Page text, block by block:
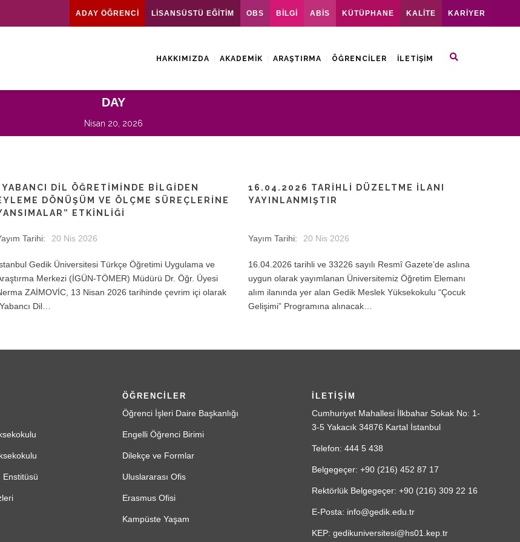
ADAY ÖĞRENCİ LİSANSÜSTÜ EĞİTİM OBS BİLGİ ABİS KÜTÜPHANE KALİTE KARİYER
HAKKIMIZDA AKADEMIK ARAŞTIRMA ÖĞRENCILER İLETIŞIM
DAY
Nisan 20, 2026
DİL ÖĞRETİMİNDE BİLGİDEN
DÖNÜŞÜM VE ÖLÇME SÜREÇLERİNE
ETKİNLİĞİ
Tarihi: 20 Nis 2026
Gedik Üniversitesi Türkçe Öğretimi Uygulama ve
Merkezi (İGÜN-TÖMER) Müdürü Dr. Öğr. Üyesi
ZAİMOVİC, 13 Nisan 2026 tarihinde çevrim içi olarak
Dil…
16.04.2026 TARIHLI DÜZELTME İLANI
YAYINLANMIŞTIR
Yayım Tarihi: 20 Nis 2026
16.04.2026 tarihli ve 33226 sayılı Resmî Gazete’de aslına
uygun olarak yayımlanan Üniversitemiz Öğretim Elemanı
alım ilanında yer alan Gedik Meslek Yüksekokulu “Çocuk
Gelişimi” Programına alınacak…
Enstitüsü
ÖĞRENCİLER
Öğrenci İşleri Daire Başkanlığı
Engelli Öğrenci Birimi
Dilekçe ve Formlar
Uluslararası Ofis
Erasmus Ofisi
Kampüste Yaşam
İLETİŞİM
Cumhuriyet Mahallesi İlkbahar Sokak No: 1-
3-5 Yakacık 34876 Kartal İstanbul
Telefon: 444 5 438
Belgegeçer: +90 (216) 452 87 17
Rektörlük Belgegeçer: +90 (216) 309 22 16
E-Posta: info@gedik.edu.tr
KEP: gedikuniversitesi@hs01.kep.tr